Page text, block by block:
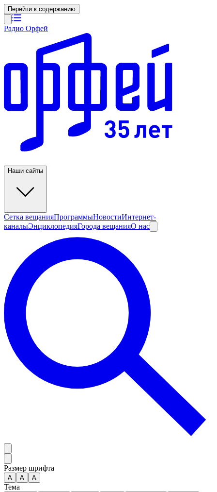
Перейти к содержанию
Радио Орфей
Наши сайты
Сетка вещанияПрограммыНовостиИнтернет-
каналыЭнциклопедияГорода вещанияО нас
Размер шрифта
А A A
Тема